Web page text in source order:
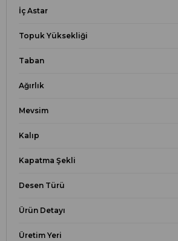
İç Astar
Topuk Yüksekliği
Taban
Ağırlık
Mevsim
Kalıp
Kapatma Şekli
Desen Türü
Ürün Detayı
Üretim Yeri